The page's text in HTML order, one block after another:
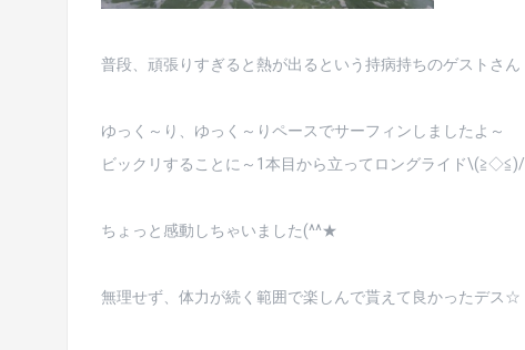
普段、頑張りすぎると熱が出るという持病持ちのゲストさん
ゆっく～り、ゆっく～りペースでサーフィンしましたよ～
ビックリすることに～1本目から立ってロングライド\(≧◇≦)/
ちょっと感動しちゃいました(^^★
無理せず、体力が続く範囲で楽しんで貰えて良かったデス☆